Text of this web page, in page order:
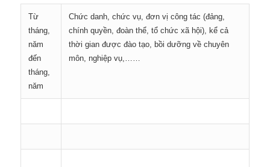
Từ
tháng,
năm
đến
tháng,
năm
Chức danh, chức vụ, đơn vị công tác (đảng,
chính quyền, đoàn thể, tổ chức xã hội), kể cả
thời gian được đào tạo, bồi dưỡng về chuyên
môn, nghiệp vụ,……